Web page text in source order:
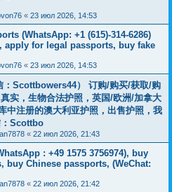
« 23 июл 2026, 14:53
(WhatsApp: +1 (615)-314-6286)
apply for legal passports, buy fake
« 23 июл 2026, 14:53
：Scottbowers44） 订购/购买/获取/购
实，生物合法护照，英国/欧洲/加拿大
中注册的澳大利亚护照，出售护照，我
：Scottbo
« 22 июл 2026, 21:43
: +49 1575 3756974), buy
buy Chinese passports, (WeChat:
« 22 июл 2026, 21:42